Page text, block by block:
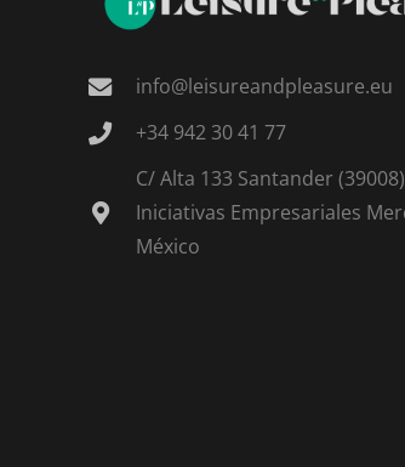
info@leisureandpleasure.eu
+34 942 30 41 77
C/ Alta 133 Santander
Iniciativas Empresariales
México